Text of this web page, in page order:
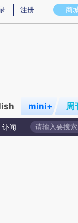
意图存在偏差。不代表
商
注册
mini+ 周
讣闻